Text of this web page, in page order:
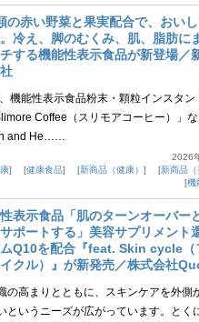
の赤い野菜と果実配合で、おい
冷え、脚のむくみ、肌、脂肪に
する機能性表示食品が新登場／
機能性表示食品粉末・顆粒インスタン
Coffee（スリモアコーヒー）」
and He……
2026
健康食品 新商品（健康） 新商品（
機
表示食品「肌のターンオーバー
ポートする」美容サプリメント
Q10を配合『feat. Skin cycle（
クル）』が新発売／株式会社
の高まりとともに、スキンケアを外側
というニーズが広がっています。とく